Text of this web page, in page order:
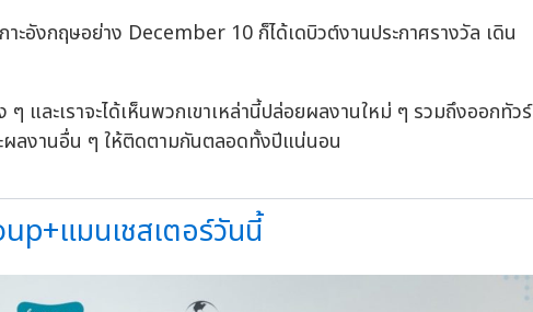
ะอังกฤษอย่าง December 10 ก็ได้เดบิวต์งานประกาศรางวัล เดิน
และเราจะได้เห็นพวกเขาเหล่านี้ปล่อยผลงานใหม่ ๆ รวมถึงออกทัวร์
ผลงานอื่น ๆ ให้ติดตามกันตลอดทั้งปีแน่นอน
แมนเชสเตอร์วันนี้